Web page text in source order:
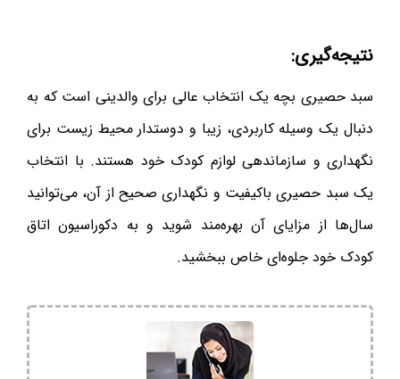
نتیجه‌گیری:
سبد حصیری بچه یک انتخاب عالی برای والدینی است که به
دنبال یک وسیله کاربردی، زیبا و دوستدار محیط زیست برای
نگهداری و سازماندهی لوازم کودک خود هستند. با انتخاب
یک سبد حصیری باکیفیت و نگهداری صحیح از آن، می‌توانید
سال‌ها از مزایای آن بهره‌مند شوید و به دکوراسیون اتاق
کودک خود جلوه‌ای خاص ببخشید.